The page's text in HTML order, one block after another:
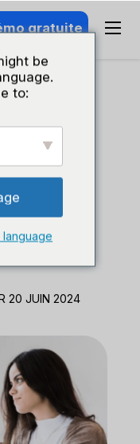
gratuite
des
20 JUIN 2024
be
to: